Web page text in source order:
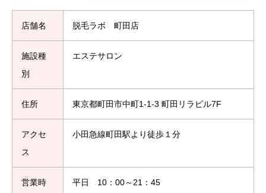
店舗名 脱毛ラボ 町田店
施設種
別
エステサロン
住所 東京都町田市中町1-1-3 町田リラビル7F
アクセ
ス
小田急線町田駅より徒歩１分
営業時
平日 10：00～21：45